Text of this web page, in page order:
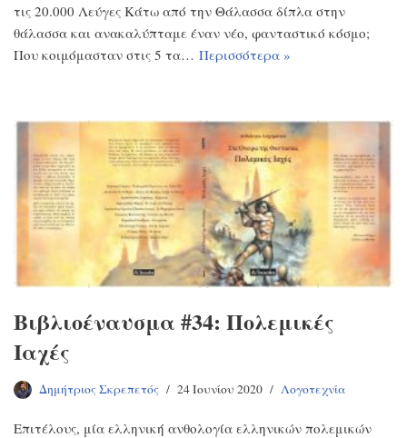
τις 20.000 Λεύγες Κάτω από την Θάλασσα δίπλα στην
θάλασσα και ανακαλύπταμε έναν νέο, φανταστικό κόσμο;
Που κοιμόμασταν στις 5 τα… Περισσότερα »
Βιβλιοέναυσμα #34: Πολεμικές
Ιαχές
Δημήτριος Σκρεπετός 24 Ιουνίου 2020 Λογοτεχνία
Επιτέλους, μία ελληνική ανθολογία ελληνικών πολεμικών